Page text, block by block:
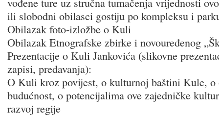
ili slobodni obilasci gostiju po kompleksu i
Obilazak foto-izložbe o Kuli
Obilazak Etnografske zbirke i novouređenog
Prezentacije o Kuli Jankovića (slikovne
zapisi, predavanja):
O Kuli kroz povijest, o kulturnoj baštini Kule, o
budućnost, o potencijalima ove zajedničke
razvoj regije